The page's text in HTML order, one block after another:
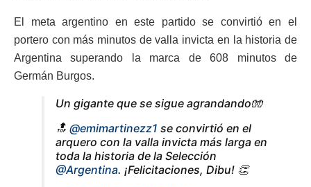
El meta argentino en este partido se convirtió en el
portero con más minutos de valla invicta en la historia de
Argentina superando la marca de 608 minutos de
Germán Burgos.
Un gigante que se sigue agrandando🧤
🔝 @emimartinezz1 se convirtió en el
arquero con la valla invicta más larga en
toda la historia de la Selección
@Argentina. ¡Felicitaciones, Dibu! 👏